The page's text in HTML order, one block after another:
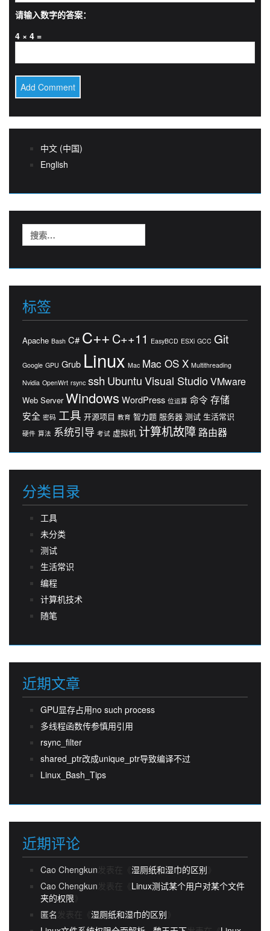
请输入数字的答案：
4 × 4 =
中文 (中国)
English
索：
标签
Apache Bash C# C++ C++11 EasyBCD ESXi GCC Git
Google GPU Grub Linux Mac Mac OS X Multithreading
Nvidia OpenWrt rsync ssh UbuntuVisual StudioVMware
Web Server Windows WordPress 位运算 命令 存储
安全 密码 工具 开源项目 教育 智力题 服务器 测试 生活常识
硬件 算法 系统引导 考试 虚拟机 计算机故障 路由器
分类目录
工具
未分类
测试
生活常识
编程
计算机技术
随笔
近期文章
GPU显存占用no such process
多线程函数传参慎用引用
rsync_filter
shared_ptr改成unique_ptr导致编译不过
Linux_Bash_Tips
近期评论
Cao Chengkun发表在《 湿厕纸和湿巾的区别
Cao Chengkun发表在《 Linux测试某个用户对某个文件
夹的权限
匿名 发表在《 湿厕纸和湿巾的区别